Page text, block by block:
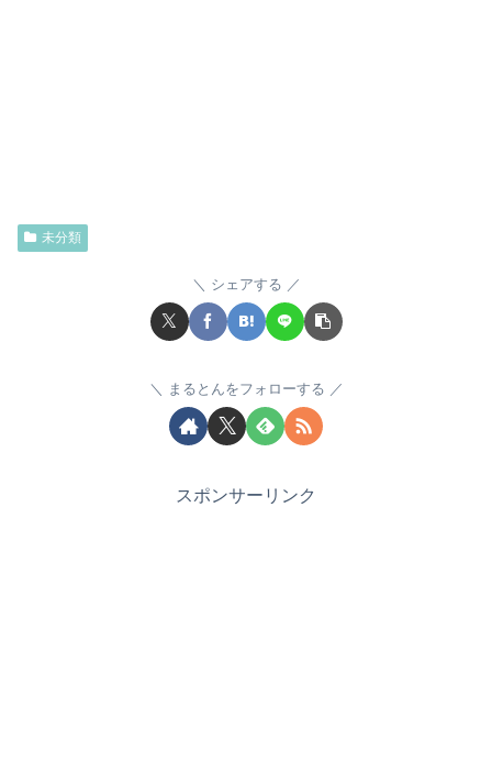
未分類
シェアする
まるとんをフォローする
スポンサーリンク